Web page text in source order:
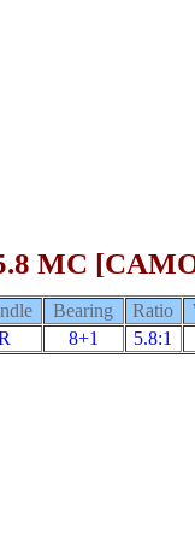
MC
Bearing Ratio
8+1 5.8:1